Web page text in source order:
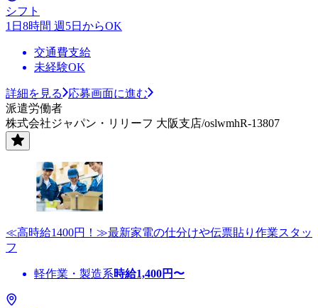
シフト
1日8時間 週5日からOK
交通費支給
未経験OK
詳細を見る
応募画面に進む
派遣労働者
株式会社ジャパン・リリーフ 大阪支店/oslwmhR-13807
≪高時給1400円！≫最新家電の仕分けや伝票貼り作業スタッ
フ
軽作業・製造系時給1,400円〜